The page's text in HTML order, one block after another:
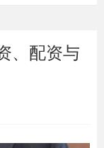
、配资与